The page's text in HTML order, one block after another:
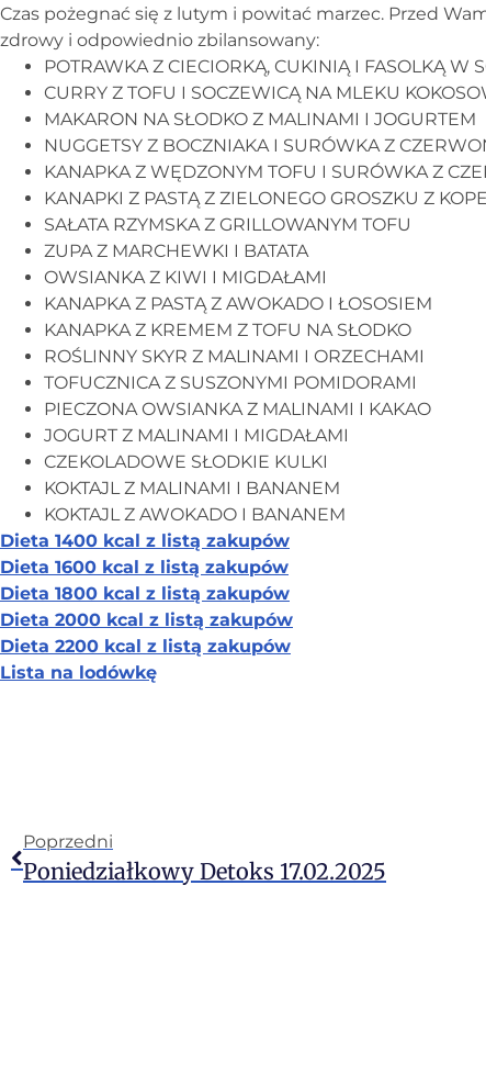
Czas pożegnać się z lutym i powitać marzec. Przed
zdrowy i odpowiednio zbilansowany:
POTRAWKA Z CIECIORKĄ, CUKINIĄ I FASOLKĄ W
CURRY Z TOFU I SOCZEWICĄ NA MLEKU
MAKARON NA SŁODKO Z MALINAMI I JOGURTEM
NUGGETSY Z BOCZNIAKA I SURÓWKA Z
KANAPKA Z WĘDZONYM TOFU I SURÓWKA Z
KANAPKI Z PASTĄ Z ZIELONEGO GROSZKU Z
SAŁATA RZYMSKA Z GRILLOWANYM TOFU
ZUPA Z MARCHEWKI I BATATA
OWSIANKA Z KIWI I MIGDAŁAMI
KANAPKA Z PASTĄ Z AWOKADO I ŁOSOSIEM
KANAPKA Z KREMEM Z TOFU NA SŁODKO
ROŚLINNY SKYR Z MALINAMI I ORZECHAMI
TOFUCZNICA Z SUSZONYMI POMIDORAMI
PIECZONA OWSIANKA Z MALINAMI I KAKAO
JOGURT Z MALINAMI I MIGDAŁAMI
CZEKOLADOWE SŁODKIE KULKI
KOKTAJL Z MALINAMI I BANANEM
KOKTAJL Z AWOKADO I BANANEM
Dieta 1400 kcal z listą zakupów
Dieta 1600 kcal z listą zakupów
Dieta 1800 kcal z listą zakupów
Dieta 2000 kcal z listą zakupów
Dieta 2200 kcal z listą zakupów
Lista na lodówkę
Poprzedni
Poniedziałkowy Detoks 17.02.2025